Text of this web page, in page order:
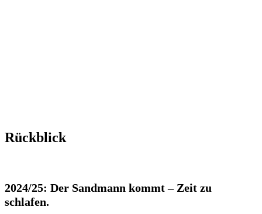
Rückblick
2024/25: Der Sandmann kommt – Zeit zu
schlafen.